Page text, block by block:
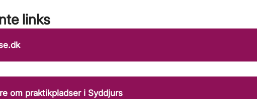
links
om praktikpladser i Syddjurs